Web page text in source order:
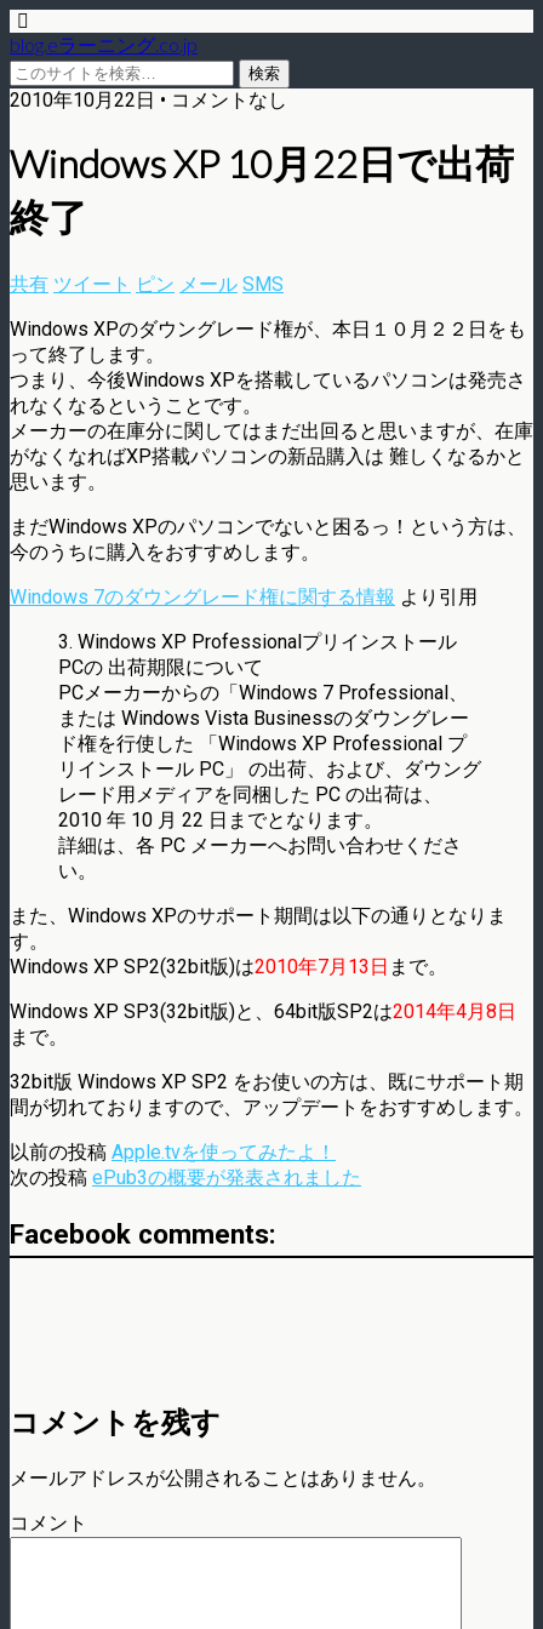
blog.eラーニング.co.jp
2010年10月22日 • コメントなし
Windows XP 10月22日で出荷
終了
共有 ツイート ピン メール SMS
Windows XPのダウングレード権が、本日１０月２２日をも
って終了します。
つまり、今後Windows XPを搭載しているパソコンは発売さ
れなくなるということです。
メーカーの在庫分に関してはまだ出回ると思いますが、在庫
がなくなればXP搭載パソコンの新品購入は 難しくなるかと
思います。
まだWindows XPのパソコンでないと困るっ！という方は、
今のうちに購入をおすすめします。
Windows 7のダウングレード権に関する情報 より引用
3. Windows XP Professionalプリインストール
PCの 出荷期限について
PCメーカーからの「Windows 7 Professional、
または Windows Vista Businessのダウングレー
ド権を行使した 「Windows XP Professional プ
リインストール PC」 の出荷、および、ダウング
レード用メディアを同梱した PC の出荷は、
2010 年 10 月 22 日までとなります。
詳細は、各 PC メーカーへお問い合わせくださ
い。
また、Windows XPのサポート期間は以下の通りとなりま
す。
Windows XP SP2(32bit版)は2010年7月13日 まで。
Windows XP SP3(32bit版)と、64bit版SP2は2014年4月8日
まで。
32bit版 Windows XP SP2 をお使いの方は、既にサポート期
間が切れておりますので、アップデートをおすすめします。
以前の投稿 Apple.tvを使ってみたよ！
次の投稿 ePub3の概要が発表されました
Facebook comments:
コメントを残す
メールアドレスが公開されることはありません。
コメント